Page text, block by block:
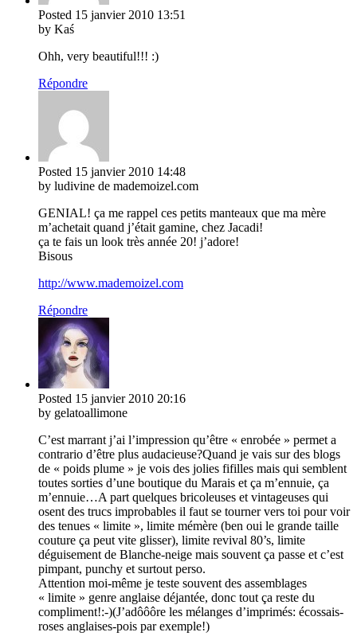
Posted 15 janvier 2010 13:51
by Kaś
Ohh, very beautiful!!! :)
Répondre
Posted 15 janvier 2010 14:48
by ludivine de mademoizel.com
GENIAL! ça me rappel ces petits manteaux que ma mère
m’achetait quand j’était gamine, chez Jacadi!
ça te fais un look très année 20! j’adore!
Bisous
http://www.mademoizel.com
Répondre
Posted 15 janvier 2010 20:16
by gelatoallimone
C’est marrant j’ai l’impression qu’être « enrobée » permet a
contrario d’être plus audacieuse?Quand je vais sur des blogs
de « poids plume » je vois des jolies fifilles mais qui semblent
toutes sorties d’une boutique du Marais et ça m’ennuie, ça
m’ennuie…A part quelques bricoleuses et vintageuses qui
osent des trucs improbables il faut se tourner vers toi pour voir
des tenues « limite », limite mémère (ben oui le grande taille
couture ça peut vite glisser), limite revival 80’s, limite
déguisement de Blanche-neige mais souvent ça passe et c’est
pimpant, punchy et surtout perso.
Attention moi-même je teste souvent des assemblages
« limite » genre anglaise déjantée, donc tout ça reste du
compliment!:-)(J’adôôôre les mélanges d’imprimés: écossais-
roses anglaises-pois par exemple!)